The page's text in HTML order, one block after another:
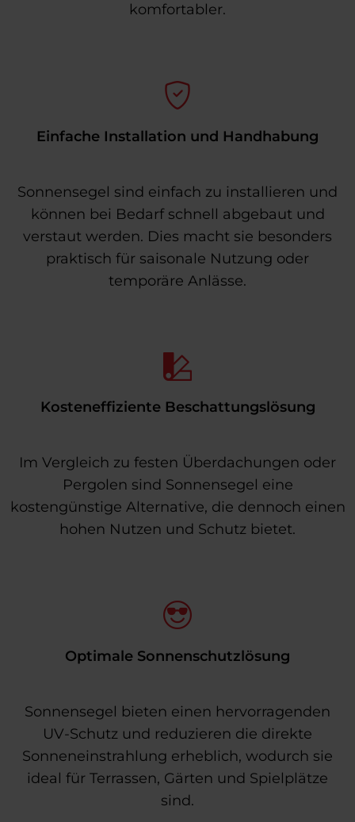
komfortabler.
Einfache Installation und Handhabung
Sonnensegel sind einfach zu installieren und
können bei Bedarf schnell abgebaut und
verstaut werden. Dies macht sie besonders
praktisch für saisonale Nutzung oder
temporäre Anlässe.
Kosteneffiziente Beschattungslösung
Im Vergleich zu festen Überdachungen oder
Pergolen sind Sonnensegel eine
kostengünstige Alternative, die dennoch einen
hohen Nutzen und Schutz bietet.
Optimale Sonnenschutzlösung
Sonnensegel bieten einen hervorragenden
UV-Schutz und reduzieren die direkte
Sonneneinstrahlung erheblich, wodurch sie
ideal für Terrassen, Gärten und Spielplätze
sind.